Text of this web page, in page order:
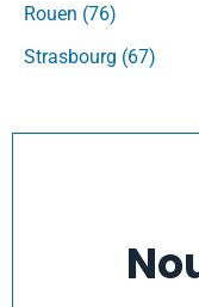
Rouen (76)
Strasbourg (67)